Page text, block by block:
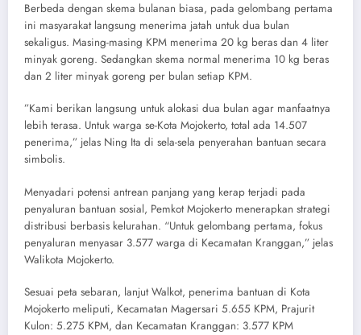
Berbeda dengan skema bulanan biasa, pada gelombang pertama
ini masyarakat langsung menerima jatah untuk dua bulan
sekaligus. Masing-masing KPM menerima 20 kg beras dan 4 liter
minyak goreng. Sedangkan skema normal menerima 10 kg beras
dan 2 liter minyak goreng per bulan setiap KPM.
​”Kami berikan langsung untuk alokasi dua bulan agar manfaatnya
lebih terasa. Untuk warga se-Kota Mojokerto, total ada 14.507
penerima,” jelas Ning Ita di sela-sela penyerahan bantuan secara
simbolis.
​Menyadari potensi antrean panjang yang kerap terjadi pada
penyaluran bantuan sosial, Pemkot Mojokerto menerapkan strategi
distribusi berbasis kelurahan. “Untuk gelombang pertama, fokus
penyaluran menyasar 3.577 warga di Kecamatan Kranggan,” jelas
Walikota Mojokerto.
Sesuai peta sebaran, lanjut Walkot, penerima bantuan di Kota
Mojokerto meliputi, ​Kecamatan Magersari 5.655 KPM, Prajurit
Kulon: 5.275 KPM, dan Kecamatan Kranggan: 3.577 KPM